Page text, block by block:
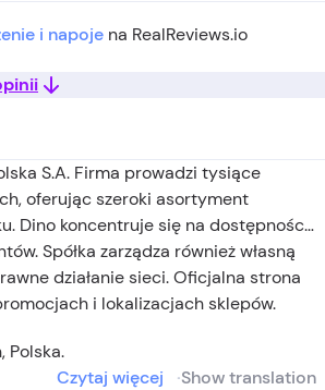
i napoje na RealReviews.io
S.A. Firma prowadzi tysiące
oferując szeroki asortyment
Dino koncentruje się na dostępności,
Spółka zarządza również własną
działanie sieci. Oficjalna strona
i lokalizacjach sklepów.
Polska.
Czytaj więcej Show translation